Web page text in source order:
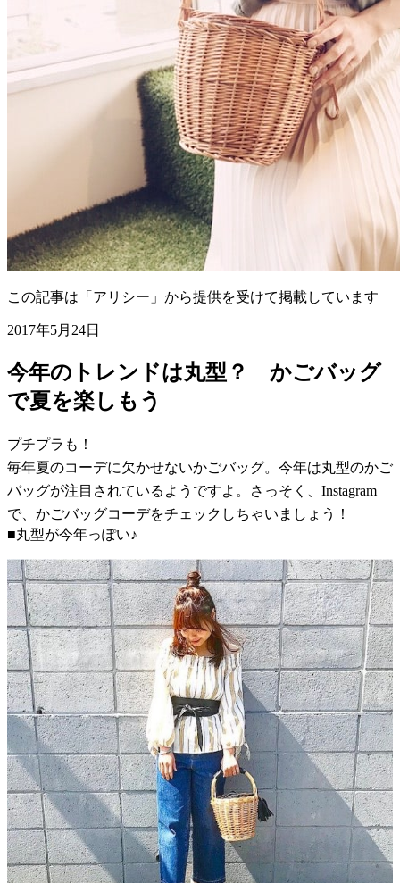
この記事は「アリシー」から提供を受けて掲載しています
2017年5月24日
今年のトレンドは丸型？ かごバッグ
で夏を楽しもう
プチプラも！
毎年夏のコーデに欠かせないかごバッグ。今年は丸型のかご
バッグが注目されているようですよ。さっそく、Instagram
で、かごバッグコーデをチェックしちゃいましょう！
■丸型が今年っぽい♪